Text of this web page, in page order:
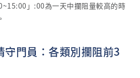
」:00為一天中攔阻量較高的時
門員：各類別攔阻前3